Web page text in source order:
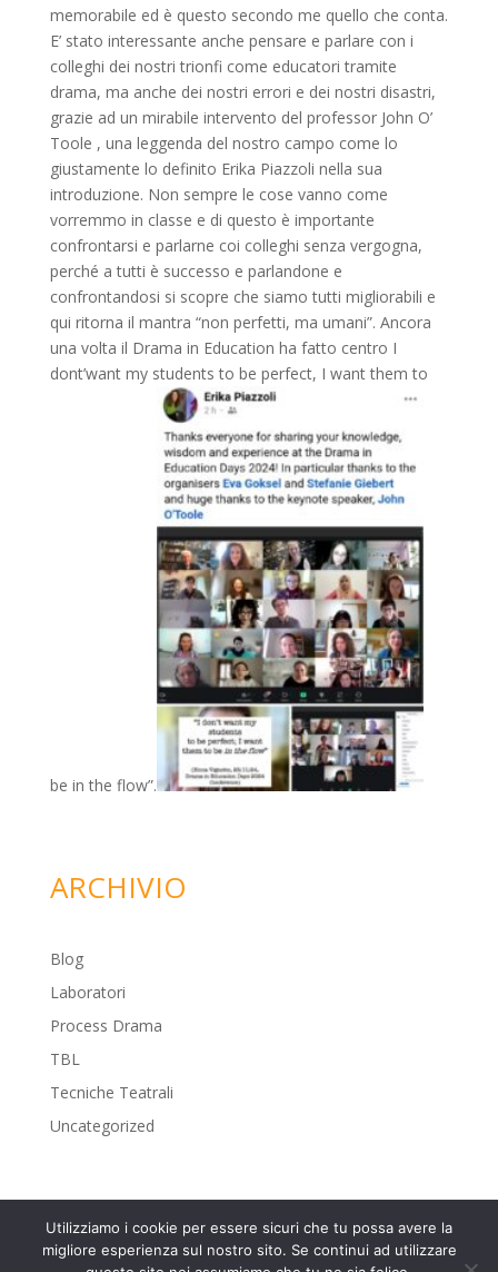
memorabile ed è questo secondo me quello che conta.
E’ stato interessante anche pensare e parlare con i
colleghi dei nostri trionfi come educatori tramite
drama, ma anche dei nostri errori e dei nostri disastri,
grazie ad un mirabile intervento del professor John O’
Toole , una leggenda del nostro campo come lo
giustamente lo definito Erika Piazzoli nella sua
introduzione. Non sempre le cose vanno come
vorremmo in classe e di questo è importante
confrontarsi e parlarne coi colleghi senza vergogna,
perché a tutti è successo e parlandone e
confrontandosi si scopre che siamo tutti migliorabili e
qui ritorna il mantra “non perfetti, ma umani”. Ancora
una volta il Drama in Education ha fatto centro I
dont’want my students to be perfect, I want them to
be in the flow”.
ARCHIVIO
Blog
Laboratori
Process Drama
TBL
Tecniche Teatrali
Uncategorized
Developed and designed by Alice in Design-- Foto in
home e di sfondo ai titoli concessa dall'artista Marc
Utilizziamo i cookie per essere sicuri che tu possa avere la
migliore esperienza sul nostro sito. Se continui ad utilizzare